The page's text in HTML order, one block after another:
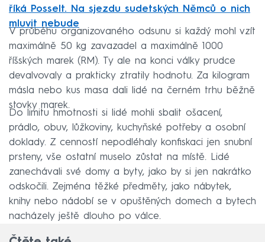
říká Posselt. Na sjezdu sudetských Němců o nich
mluvit nebude
V průběhu organizovaného odsunu si každý mohl vzít
maximálně 50 kg zavazadel a maximálně 1000
říšských marek (RM). Ty ale na konci války prudce
devalvovaly a prakticky ztratily hodnotu. Za kilogram
másla nebo kus masa dali lidé na černém trhu běžně
stovky marek.
Do limitu hmotnosti si lidé mohli sbalit ošacení,
prádlo, obuv, lůžkoviny, kuchyňské potřeby a osobní
doklady. Z cenností nepodléhaly konfiskaci jen snubní
prsteny, vše ostatní muselo zůstat na místě. Lidé
zanechávali své domy a byty, jako by si jen nakrátko
odskočili. Zejména těžké předměty, jako nábytek,
knihy nebo nádobí se v opuštěných domech a bytech
nacházely ještě dlouho po válce.